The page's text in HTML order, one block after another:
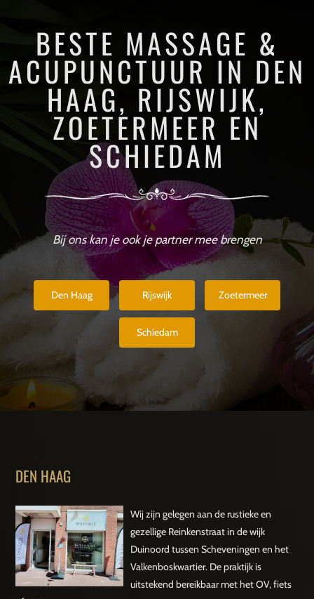
BESTE MASSAGE &
ACUPUNCTUUR IN DEN
HAAG, RIJSWIJK,
ZOETERMEER EN
SCHIEDAM
Bij ons kan je ook je partner mee brengen
Den Haag Rijswijk Zoetermeer
Schiedam
DEN HAAG
Wij zijn gelegen aan de rustieke en
gezellige Reinkenstraat in de wijk
Duinoord tussen Scheveningen en het
Valkenboskwartier. De praktijk is
uitstekend bereikbaar met het OV, fiets